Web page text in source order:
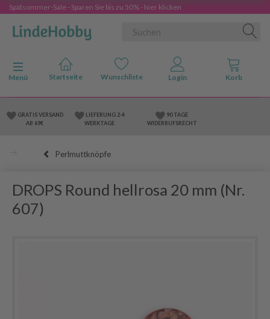
Spätsommer-Sale - Sparen Sie bis zu 50% - hier klicken
Anzeige ändern
Menü
GRATIS VERSAND
AB 69€
LIEFERUNG 2-4
WERKTAGE
90 TAGE
WIDERRUFSRECHT
Perlmuttknöpfe
DROPS Round hellrosa 20 mm (Nr.
607)